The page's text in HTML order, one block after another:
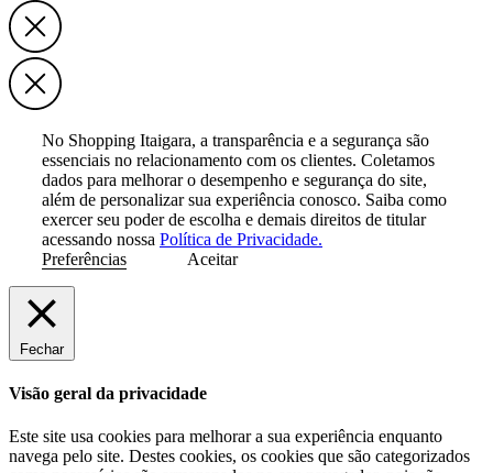
No Shopping Itaigara, a transparência e a segurança são
essenciais no relacionamento com os clientes. Coletamos
dados para melhorar o desempenho e segurança do site,
além de personalizar sua experiência conosco. Saiba como
exercer seu poder de escolha e demais direitos de titular
acessando nossa Política de Privacidade.
Preferências
Aceitar
Fechar
Visão geral da privacidade
Este site usa cookies para melhorar a sua experiência enquanto
navega pelo site. Destes cookies, os cookies que são categorizados